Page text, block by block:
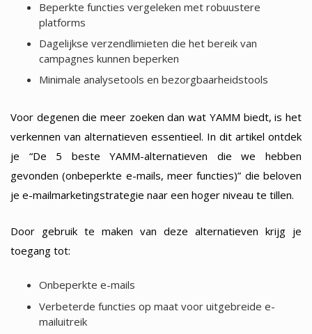
Beperkte functies vergeleken met robuustere
platforms
Dagelijkse verzendlimieten die het bereik van
campagnes kunnen beperken
Minimale analysetools en bezorgbaarheidstools
Voor degenen die meer zoeken dan wat YAMM biedt, is het
verkennen van alternatieven essentieel. In dit artikel ontdek
je “De 5 beste YAMM-alternatieven die we hebben
gevonden (onbeperkte e-mails, meer functies)” die beloven
je e-mailmarketingstrategie naar een hoger niveau te tillen.
Door gebruik te maken van deze alternatieven krijg je
toegang tot:
Onbeperkte e-mails
Verbeterde functies op maat voor uitgebreide e-
mailuitreik